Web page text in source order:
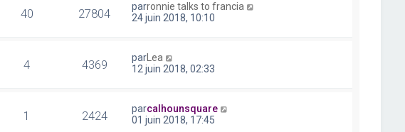
40 27804 parronnie talks to francia
24 juin 2018, 10:10
4 4369 par Lea
12 juin 2018, 02:33
1 2424 parcalhounsquare
01 juin 2018, 17:45